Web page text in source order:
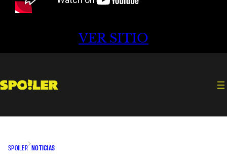
VER SITIO
SPOILER NOTICIAS